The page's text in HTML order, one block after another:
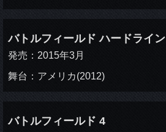
バトルフィールド ハードライン
発売：2015年3月
舞台：アメリカ(2012)
バトルフィールド 4